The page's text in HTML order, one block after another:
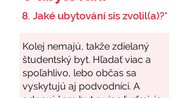
8. Jaké ubytování sis zvolil(a)?*